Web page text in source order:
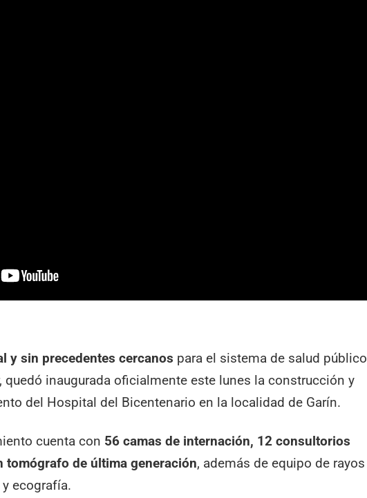
y sin precedentes cercanos para el sistema de salud público
quedó inaugurada oficialmente este lunes la construcción y
del Hospital del Bicentenario en la localidad de Garín.
cuenta con 56 camas de internación, 12 consultorios
tomógrafo de última generación, además de equipo de rayos
ecografía.